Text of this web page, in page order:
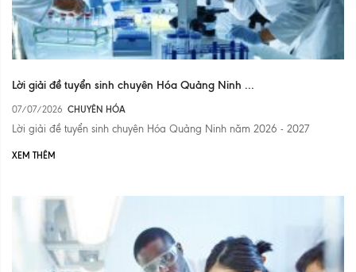
Lời giải đề tuyển sinh chuyên Hóa Quảng Ninh ...
07/07/2026 CHUYÊN HÓA
Lời giải đề tuyển sinh chuyên Hóa Quảng Ninh năm 2026 - 2027
XEM THÊM